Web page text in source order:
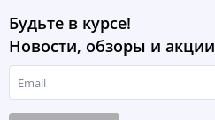
Будьте в курсе!
Новости, обзоры и акции